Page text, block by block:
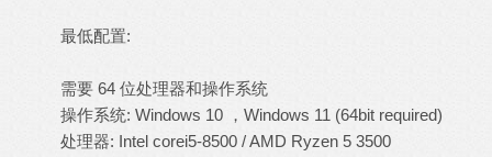
最低配置:
需要 64 位处理器和操作系统
操作系统: Windows 10 ，Windows 11 (64bit required)
处理器: Intel corei5-8500 / AMD Ryzen 5 3500